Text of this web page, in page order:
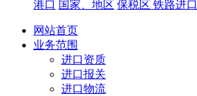
港口 国家、地区 保税区 铁路进口
网站首页
业务范围
进口资质
进口报关
进口物流